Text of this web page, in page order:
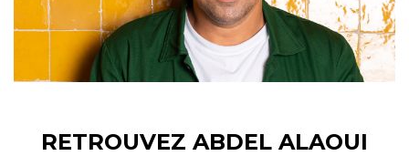
RETROUVEZ ABDEL ALAOUI